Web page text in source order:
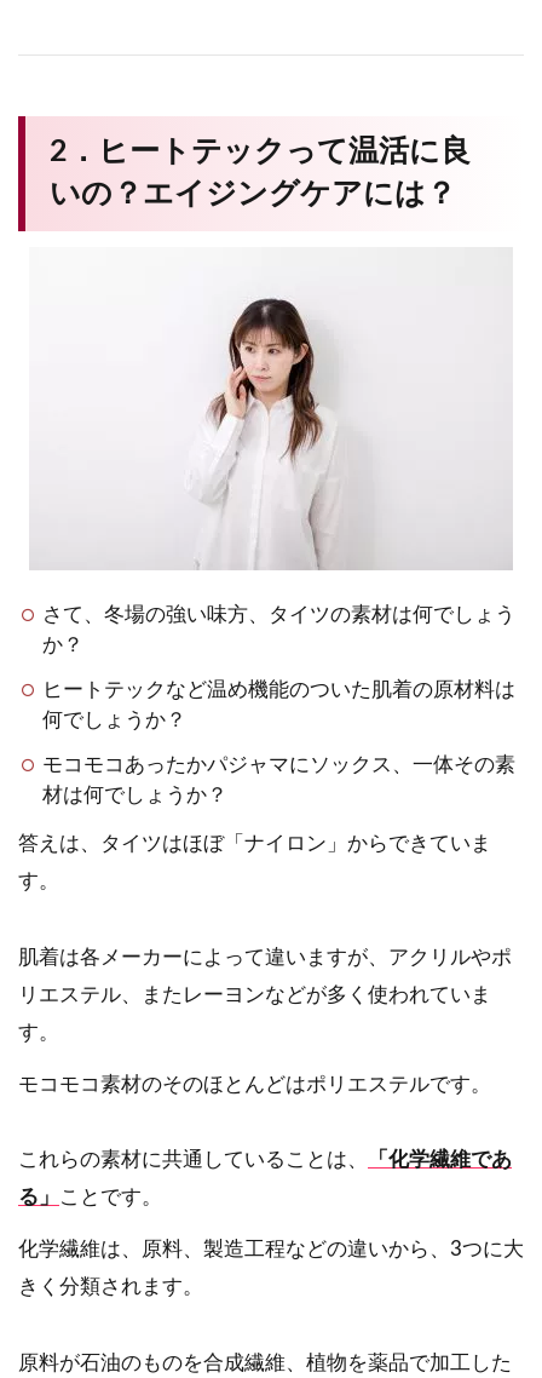
2．ヒートテックって温活に良
いの？エイジングケアには？
さて、冬場の強い味方、タイツの素材は何でしょう
か？
ヒートテックなど温め機能のついた肌着の原材料は
何でしょうか？
モコモコあったかパジャマにソックス、一体その素
材は何でしょうか？
答えは、タイツはほぼ「ナイロン」からできていま
す。
肌着は各メーカーによって違いますが、アクリルやポ
リエステル、またレーヨンなどが多く使われていま
す。
モコモコ素材のそのほとんどはポリエステルです。
これらの素材に共通していることは、
「化学繊維であ
る」
ことです。
化学繊維は、原料、製造工程などの違いから、3つに大
きく分類されます。
原料が石油のものを合成繊維、植物を薬品で加工した